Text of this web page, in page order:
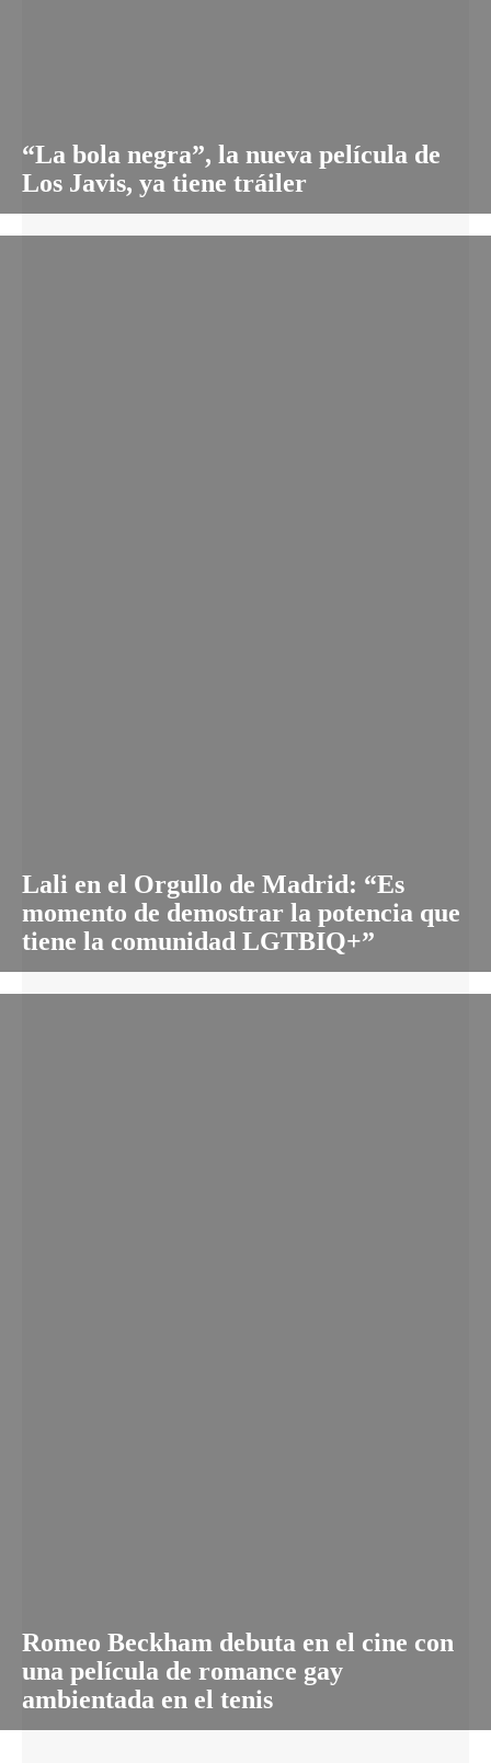
“La bola negra”, la nueva película de
Los Javis, ya tiene tráiler
Lali en el Orgullo de Madrid: “Es
momento de demostrar la potencia que
tiene la comunidad LGTBIQ+”
Romeo Beckham debuta en el cine con
una película de romance gay
ambientada en el tenis